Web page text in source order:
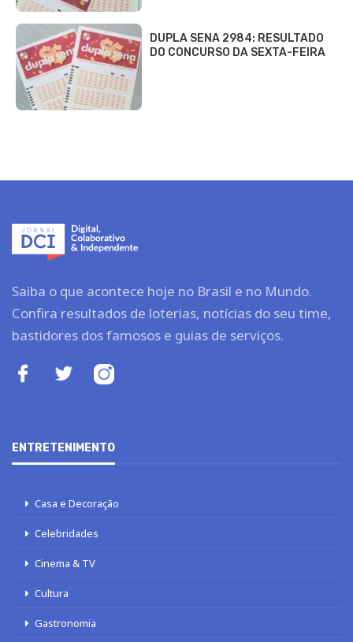
DUPLA SENA 2984: RESULTADO
DO CONCURSO DA SEXTA-FEIRA
Saiba o que acontece hoje no Brasil e no Mundo.
Confira resultados de loterias, notícias do seu time,
bastidores dos famosos e guias de serviços.
ENTRETENIMENTO
Casa e Decoração
Celebridades
Cinema & TV
Cultura
Gastronomia